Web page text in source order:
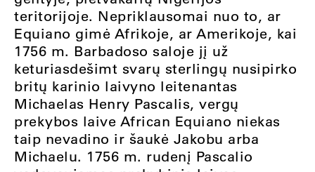
teritorijoje. Nepriklausomai nuo to, ar
Equiano gimė Afrikoje, ar Amerikoje, kai
1756 m. Barbadoso saloje jį už
keturiasdešimt svarų sterlingų nusipirko
britų karinio laivyno leitenantas
Michaelas Henry Pascalis, vergų
prekybos laive African Equiano niekas
taip nevadino ir šaukė Jakobu arba
Michaelu. 1756 m. rudenį Pascalio